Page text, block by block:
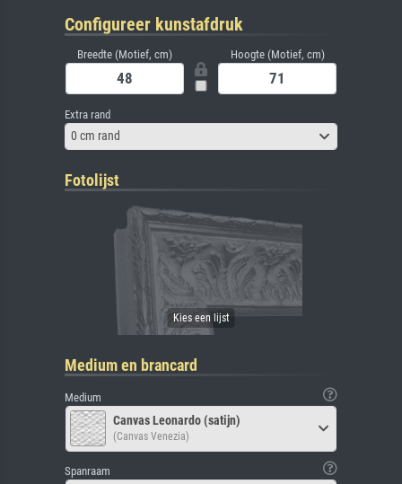
Configureer kunstafdruk
Breedte (Motief, cm) Hoogte (Motief, cm)
Extra rand
0 cm rand
Fotolijst
Medium en brancard
Medium
Canvas Leonardo (satijn)
(Canvas Venezia)
Spanraam